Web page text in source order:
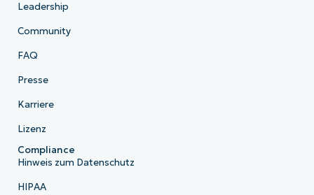
Leadership
Community
FAQ
Presse
Karriere
Lizenz
Compliance
Hinweis zum Datenschutz
HIPAA